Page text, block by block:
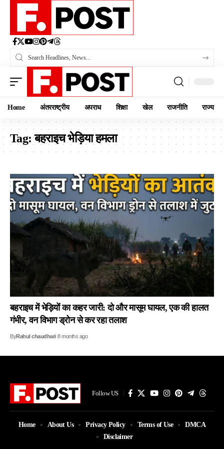
Home अंतरराष्ट्रीय अपराध शिक्षा खेल राजनीति राज्य
Tag:बहराइच भेड़िया हमला
बहराइच में भेड़ियों का कहर जारी: दो और मासूम घायल, एक की हालत
गंभीर, वन विभाग ड्रोन से कर रहा तलाश
ByRahul chaudhari 8 months ago
Follow US
Home About Us Privacy Policy Terms of Use
DMCA
Disclaimer